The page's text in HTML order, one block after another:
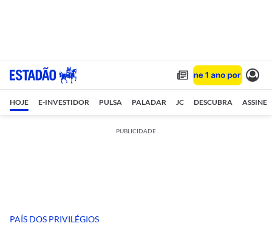
HOJE E-INVESTIDOR PULSA PALADAR JC DESCUBRA ASSINE
PUBLICIDADE
PAÍS DOS PRIVILÉGIOS